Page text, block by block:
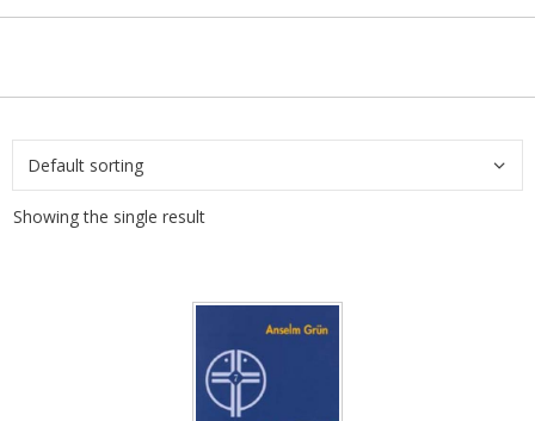
Showing the single result